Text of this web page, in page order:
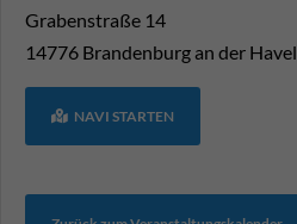
Grabenstraße 14
14776 Brandenburg an der Havel
NAVI STARTEN